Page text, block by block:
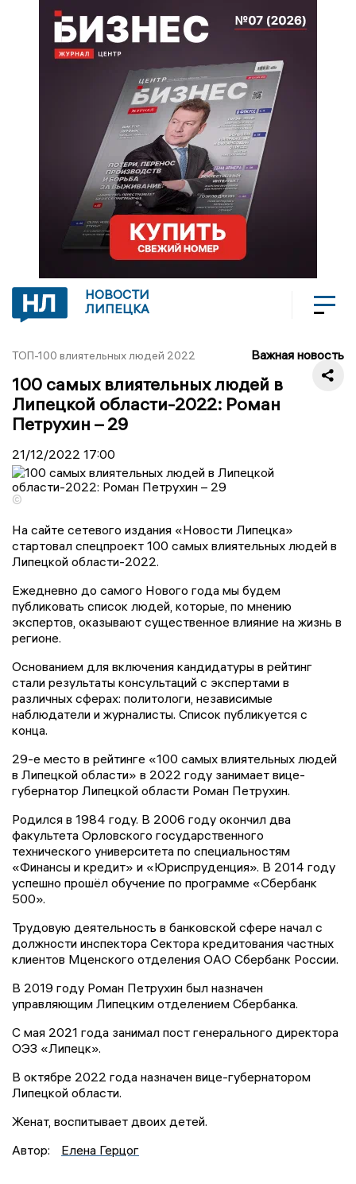
НОВОСТИ
ЛИПЕЦКА
ТОП-100 влиятельных людей 2022 Важная новость
100 самых влиятельных людей в
Липецкой области-2022: Роман
Петрухин – 29
21/12/2022 17:00
©
На сайте сетевого издания «Новости Липецка»
стартовал спецпроект 100 самых влиятельных людей в
Липецкой области-2022.
Ежедневно до самого Нового года мы будем
публиковать список людей, которые, по мнению
экспертов, оказывают существенное влияние на жизнь в
регионе.
Основанием для включения кандидатуры в рейтинг
стали результаты консультаций с экспертами в
различных сферах: политологи, независимые
наблюдатели и журналисты. Список публикуется с
конца.
29-е место в рейтинге «100 самых влиятельных людей
в Липецкой области» в 2022 году занимает вице-
губернатор Липецкой области Роман Петрухин.
Родился в 1984 году. В 2006 году окончил два
факультета Орловского государственного
технического университета по специальностям
«Финансы и кредит» и «Юриспруденция». В 2014 году
успешно прошёл обучение по программе «Сбербанк
500».
Трудовую деятельность в банковской сфере начал с
должности инспектора Сектора кредитования частных
клиентов Мценского отделения ОАО Сбербанк России.
В 2019 году Роман Петрухин был назначен
управляющим Липецким отделением Сбербанка.
С мая 2021 года занимал пост генерального директора
ОЭЗ «Липецк».
В октябре 2022 года назначен вице-губернатором
Липецкой области.
Женат, воспитывает двоих детей.
Автор:
Елена Герцог